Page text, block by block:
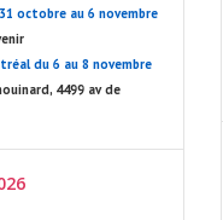
octobre au 6 novembre
du 6 au 8 novembre
4499 av de